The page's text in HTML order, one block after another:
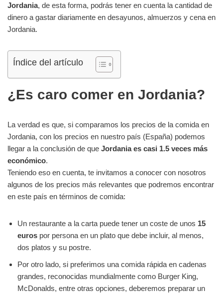
Jordania, de esta forma, podrás tener en cuenta la cantidad de
dinero a gastar diariamente en desayunos, almuerzos y cena en
Jordania.
Índice del artículo
¿Es caro comer en Jordania?
La verdad es que, si comparamos los precios de la comida en
Jordania, con los precios en nuestro país (España) podemos
llegar a la conclusión de que Jordania es casi 1.5 veces más
económico.
Teniendo eso en cuenta, te invitamos a conocer con nosotros
algunos de los precios más relevantes que podremos encontrar
en este país en términos de comida:
Un restaurante a la carta puede tener un coste de unos 15
euros por persona en un plato que debe incluir, al menos,
dos platos y su postre.
Por otro lado, si preferimos una comida rápida en cadenas
grandes, reconocidas mundialmente como Burger King,
McDonalds, entre otras opciones, deberemos preparar un